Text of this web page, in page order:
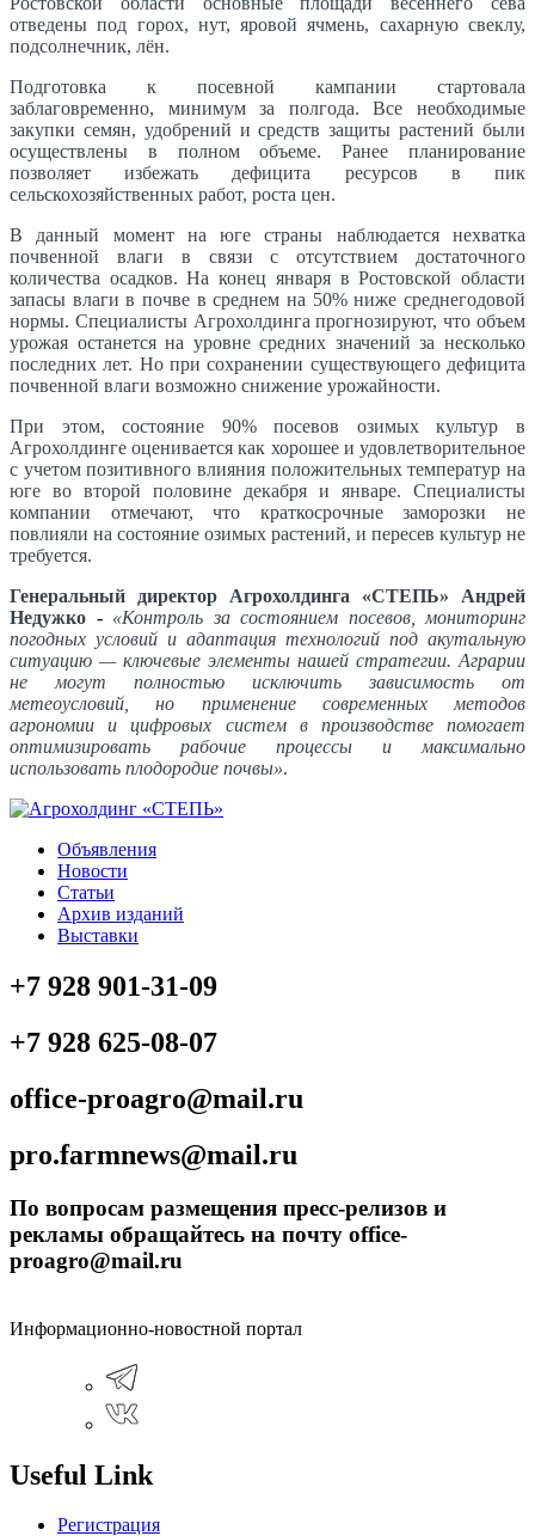
отведены под горох, нут, яровой ячмень, сахарную свеклу,
подсолнечник, лён.
Подготовка к посевной кампании стартовала
заблаговременно, минимум за полгода. Все необходимые
закупки семян, удобрений и средств защиты растений были
осуществлены в полном объеме. Ранее планирование
позволяет избежать дефицита ресурсов в пик
сельскохозяйственных работ, роста цен.
В данный момент на юге страны наблюдается нехватка
почвенной влаги в связи с отсутствием достаточного
количества осадков. На конец января в Ростовской области
запасы влаги в почве в среднем на 50% ниже среднегодовой
нормы. Специалисты Агрохолдинга прогнозируют, что объем
урожая останется на уровне средних значений за несколько
последних лет. Но при сохранении существующего дефицита
почвенной влаги возможно снижение урожайности.
При этом, состояние 90% посевов озимых культур в
Агрохолдинге оценивается как хорошее и удовлетворительное
с учетом позитивного влияния положительных температур на
юге во второй половине декабря и январе. Специалисты
компании отмечают, что краткосрочные заморозки не
повлияли на состояние озимых растений, и пересев культур не
требуется.
Генеральный директор Агрохолдинга «СТЕПЬ» Андрей
Недужко - «Контроль за состоянием посевов, мониторинг
погодных условий и адаптация технологий под акутальную
ситуацию — ключевые элементы нашей стратегии. Аграрии
не могут полностью исключить зависимость от
метеоусловий, но применение современных методов
агрономии и цифровых систем в производстве помогает
оптимизировать рабочие процессы и максимально
использовать плодородие почвы».
Объявления
Новости
Статьи
Архив изданий
Выставки
+7 928 901-31-09
+7 928 625-08-07
office-proagro@mail.ru
pro.farmnews@mail.ru
По вопросам размещения пресс-релизов и
рекламы обращайтесь на почту office-
proagro@mail.ru
Информационно-новостной портал
Useful Link
Регистрация